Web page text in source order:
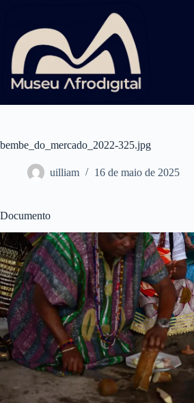
conteúdo
bembe_do_mercado_2022-325.jpg
uilliam 16 de maio de 2025
Documento